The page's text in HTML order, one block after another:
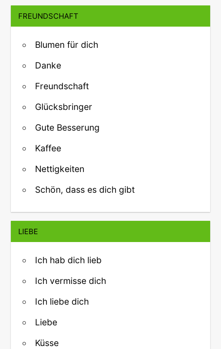
FREUNDSCHAFT
Blumen für dich
Danke
Freundschaft
Glücksbringer
Gute Besserung
Kaffee
Nettigkeiten
Schön, dass es dich gibt
LIEBE
Ich hab dich lieb
Ich vermisse dich
Ich liebe dich
Liebe
Küsse